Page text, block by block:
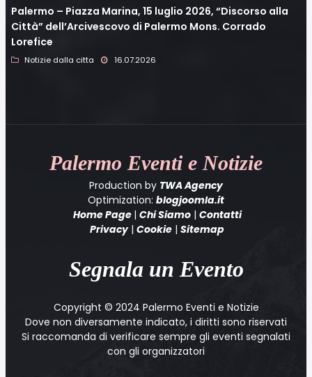
Palermo – Piazza Marina, 15 luglio 2026, “Discorso alla
Città” dell’Arcivescovo di Palermo Mons. Corrado
Lorefice
Notizie dalla citta 16.07.2026
Palermo Eventi e Notizie
Production by TWA Agency
Optimization: blogjoomla.it
Home Page | Chi Siamo| Contatti
Privacy| Cookie | Sitemap
Segnala un Evento
Copyright © 2024 Palermo Eventi e Notizie
Dove non diversamente indicato, i diritti sono riservati
Si raccomanda di verificare sempre gli eventi segnalati
con gli organizzatori